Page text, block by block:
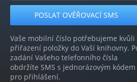
Vaše mobilní číslo potřebujeme kvůli
přiřazení položky do Vaší knihovny.
zadání Vašeho telefonního čísla
obdržíte SMS s jednorázovým kódem
pro přihlášení.